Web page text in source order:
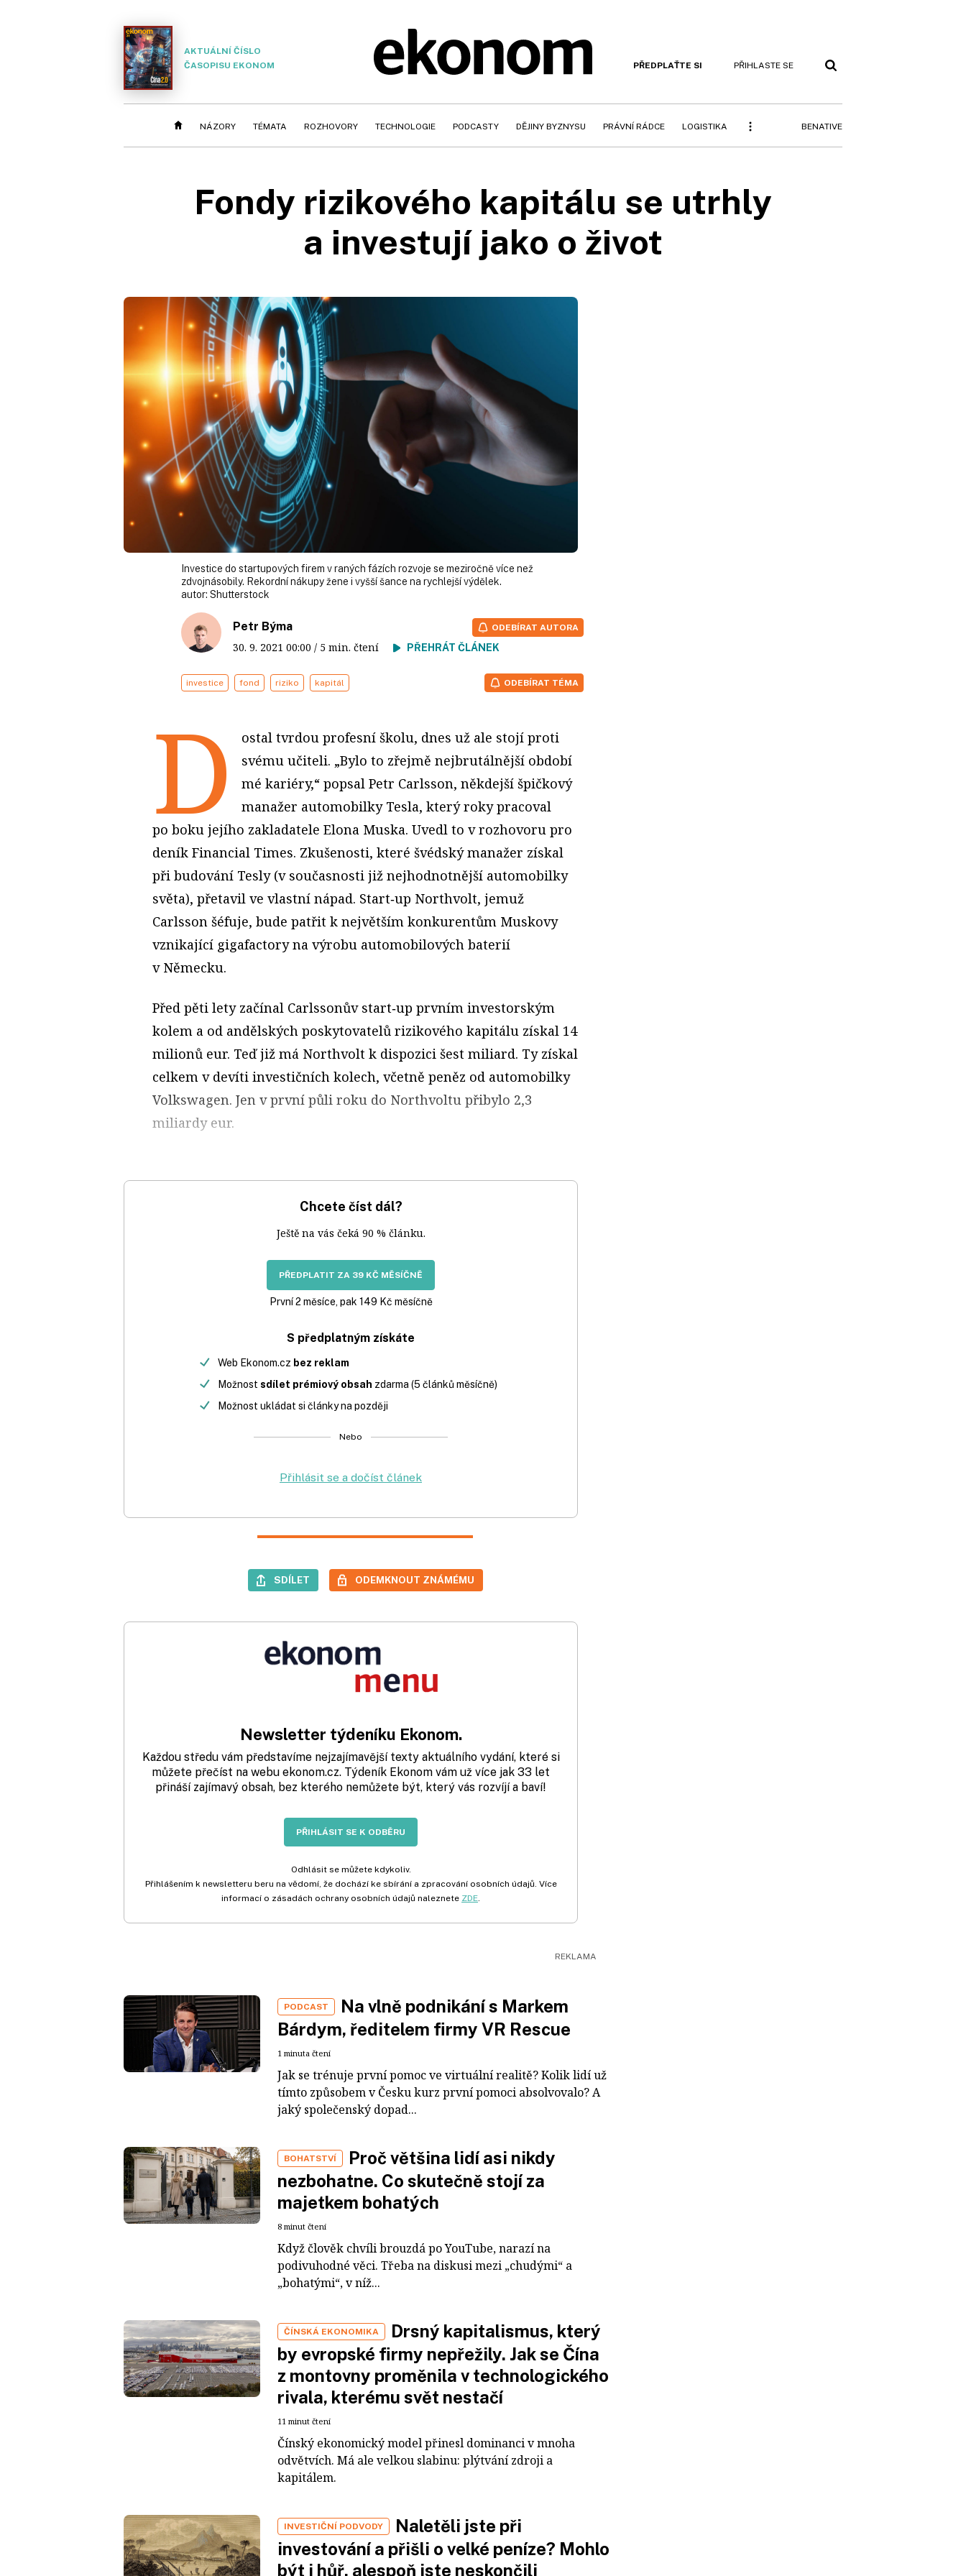
AKTUÁLNÍ ČÍSLO
ČASOPISU EKONOM
PŘEDPLAŤTE SI PŘIHLASTE SE
NÁZORY TÉMATA ROZHOVORY TECHNOLOGIE PODCASTY DĚJINY BYZNYSU PRÁVNÍ RÁDCE LOGISTIKA BENATIVE
Fondy rizikového kapitálu se utrhly
a investují jako o život
Investice do startupových firem v raných fázích rozvoje se meziročně více než
zdvojnásobily. Rekordní nákupy žene i vyšší šance na rychlejší výdělek.
autor: Shutterstock
Petr Býma
30. 9. 2021 00:00 / 5 min. čtení PŘEHRÁT ČLÁNEK
ODEBÍRAT AUTORA
investice fond riziko kapitál ODEBÍRAT TÉMA
D
ostal tvrdou profesní školu, dnes už ale stojí proti
svému učiteli. „Bylo to zřejmě nejbrutálnější období
mé kariéry,“ popsal Petr Carlsson, někdejší špičkový
manažer automobilky Tesla, který roky pracoval
po boku jejího zakladatele Elona Muska. Uvedl to v rozhovoru pro
deník Financial Times. Zkušenosti, které švédský manažer získal
při budování Tesly (v současnosti již nejhodnotnější automobilky
světa), přetavil ve vlastní nápad. Start‑up Northvolt, jemuž
Carlsson šéfuje, bude patřit k největším konkurentům Muskovy
vznikající gigafactory na výrobu automobilových baterií
v Německu.
Před pěti lety začínal Carlssonův start‑up prvním investorským
kolem a od andělských poskytovatelů rizikového kapitálu získal 14
milionů eur. Teď již má Northvolt k dispozici šest miliard. Ty získal
celkem v devíti investičních kolech, včetně peněz od automobilky
Volkswagen. Jen v první půli roku do Northvoltu přibylo 2,3
miliardy eur.
Chcete číst dál?
Ještě na vás čeká 90 % článku.
PŘEDPLATIT ZA 39 KČ MĚSÍČNĚ
První 2 měsíce, pak 149 Kč měsíčně
S předplatným získáte
Web Ekonom.cz bez reklam
Možnost sdílet prémiový obsah zdarma (5 článků měsíčně)
Možnost ukládat si články na později
Nebo
Přihlásit se a dočíst článek
SDÍLET ODEMKNOUT ZNÁMÉMU
Newsletter týdeníku Ekonom.
Každou středu vám představíme nejzajímavější texty aktuálního vydání, které si
můžete přečíst na webu ekonom.cz. Týdeník Ekonom vám už více jak 33 let
přináší zajímavý obsah, bez kterého nemůžete být, který vás rozvíjí a baví!
PŘIHLÁSIT SE K ODBĚRU
Odhlásit se můžete kdykoliv.
Přihlášením k newsletteru beru na vědomí, že dochází ke sbírání a zpracování osobních údajů. Více
informací o zásadách ochrany osobních údajů naleznete ZDE
PODCAST
Na vlně podnikání s Markem
Bárdym, ředitelem firmy VR Rescue
1 minuta čtení
Jak se trénuje první pomoc ve virtuální realitě? Kolik lidí už
tímto způsobem v Česku kurz první pomoci absolvovalo? A
jaký společenský dopad...
BOHATSTVÍ
Proč většina lidí asi nikdy
nezbohatne. Co skutečně stojí za
majetkem bohatých
8 minut čtení
Když člověk chvíli brouzdá po YouTube, narazí na
podivuhodné věci. Třeba na diskusi mezi „chudými“ a
„bohatými“, v níž...
ČÍNSKÁ EKONOMIKA
Drsný kapitalismus, který
by evropské firmy nepřežily. Jak se Čína
z montovny proměnila v technologického
rivala, kterému svět nestačí
11 minut čtení
Čínský ekonomický model přinesl dominanci v mnoha
odvětvích. Má ale velkou slabinu: plýtvání zdroji a
kapitálem.
INVESTIČNÍ PODVODY
Naletěli jste při
investování a přišli o velké peníze? Mohlo
být i hůř, alespoň jste neskončili